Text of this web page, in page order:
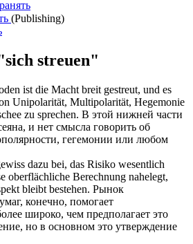
(Publishing)
streuen"
ist die Macht breit gestreut, und es
Unipolarität, Multipolarität, Hegemonie
zu sprechen. В этой нижней части
, и нет смысла говорить об
гегемонии или любом
dazu bei, das Risiko wesentlich
oberflächliche Berechnung nahelegt,
bleibt bestehen. Рынок
конечно, помогает
широко, чем предполагает это
но в основном это утверждение